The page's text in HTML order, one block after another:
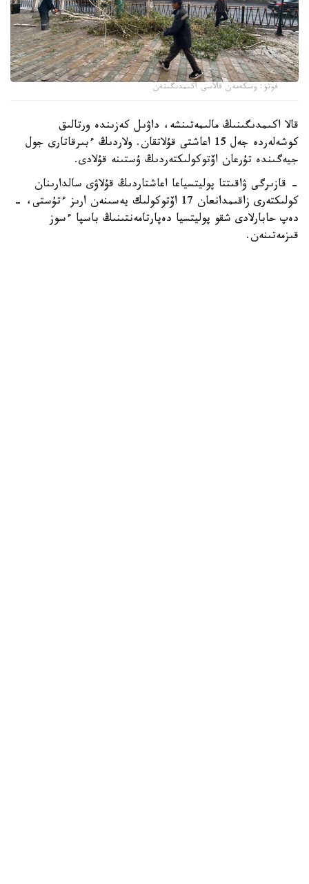
فوتو: وسكەمەن قالاسى اكىمدىگىنەن
قالا اكىمدىگىنىڭ مالىمەتىنشە، داۋىل كەزىندە ورتالىق
كوشەلەردە جەل 15 اعاشتى قۇلاتقان. ولاردىڭ ءبىرقاتارى جول
جيەگىندە تۇرعان اۆتوكولىكتەردىڭ ۇستىنە قۇلادى.
- قازىرگى ۋاقىتتا پوليتسياعا اعاشتاردىڭ قۇلاۋى سالدارىنان
كولىكتەرى زاقىمدانعان 17 اۆتوكولىك يەسىنەن ارىز ءتۇستى، -
دەپ حابارلادى شقو پوليتسيا دەپارتامەنتىنىڭ باسپا ءسوز
قىزمەتىنەن.